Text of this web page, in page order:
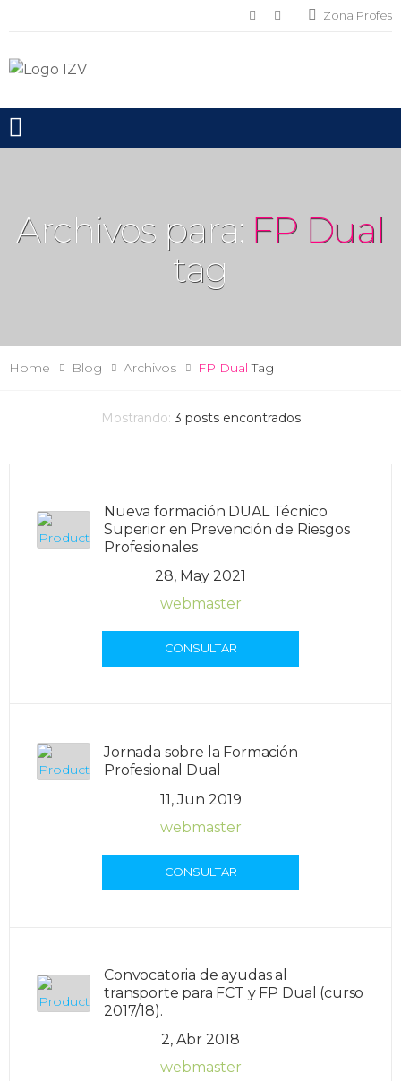
Zona Profes
Toggle mobile menu
Archivos para: FP Dual
tag
Home Blog Archivos FP Dual Tag
Mostrando: 3 posts encontrados
Nueva formación DUAL Técnico
Superior en Prevención de Riesgos
Profesionales
28, May 2021
webmaster
CONSULTAR
Jornada sobre la Formación
Profesional Dual
11, Jun 2019
webmaster
CONSULTAR
Convocatoria de ayudas al
transporte para FCT y FP Dual (curso
2017/18).
2, Abr 2018
webmaster